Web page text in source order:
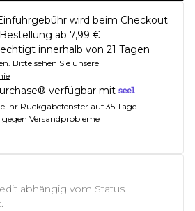
wird beim Checkout
ab 7,99 €
innerhalb von 21 Tagen
Bitte sehen Sie unsere
verfügbar mit
Ihr Rückgabefenster auf 35 Tage
Versandprobleme
abhängig vom Status.